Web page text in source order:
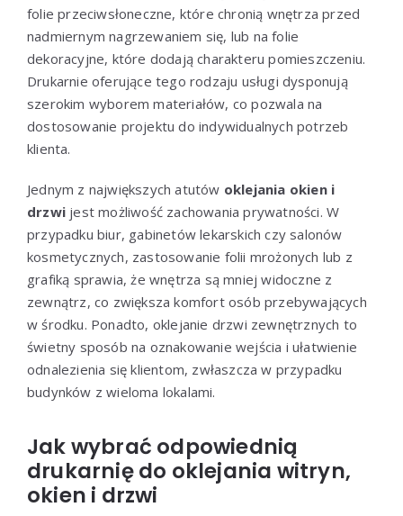
folie przeciwsłoneczne, które chronią wnętrza przed
nadmiernym nagrzewaniem się, lub na folie
dekoracyjne, które dodają charakteru pomieszczeniu.
Drukarnie oferujące tego rodzaju usługi dysponują
szerokim wyborem materiałów, co pozwala na
dostosowanie projektu do indywidualnych potrzeb
klienta.
Jednym z największych atutów oklejania okien i
drzwi jest możliwość zachowania prywatności. W
przypadku biur, gabinetów lekarskich czy salonów
kosmetycznych, zastosowanie folii mrożonych lub z
grafiką sprawia, że wnętrza są mniej widoczne z
zewnątrz, co zwiększa komfort osób przebywających
w środku. Ponadto, oklejanie drzwi zewnętrznych to
świetny sposób na oznakowanie wejścia i ułatwienie
odnalezienia się klientom, zwłaszcza w przypadku
budynków z wieloma lokalami.
Jak wybrać odpowiednią
drukarnię do oklejania witryn,
okien i drzwi